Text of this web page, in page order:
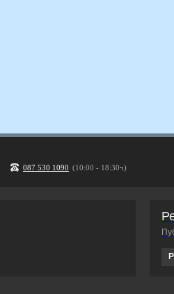
087 530 1090 (10:00 - 18:30ч)